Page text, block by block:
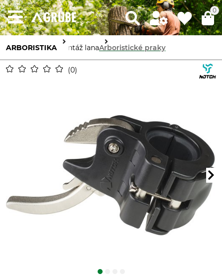
0
ARBORISTIKA Montáž lanaArboristické praky
0